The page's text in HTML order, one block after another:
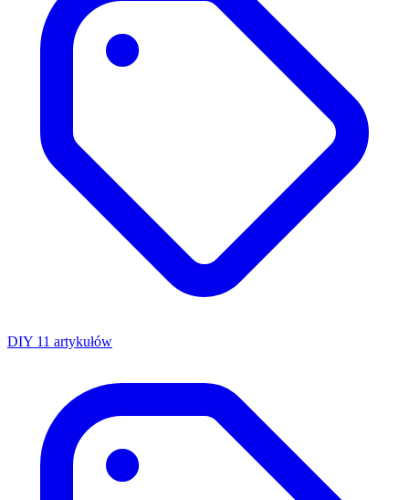
DIY 11 artykułów